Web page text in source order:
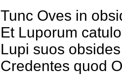
Tunc Oves in
Et Luporum
Lupi suos
Credentes quod